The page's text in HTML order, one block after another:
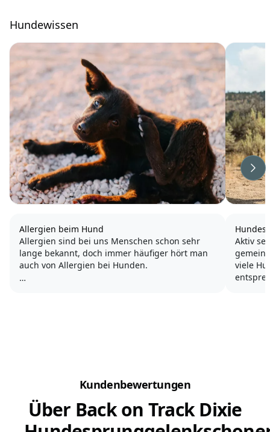
Hundewissen
Allergien beim Hund
Allergien sind bei uns Menschen schon sehr
lange bekannt, doch immer häufiger hört man
auch von Allergien bei Hunden.
Aktiv
viele
Kundenbewertungen
Über Back on Track Dixie